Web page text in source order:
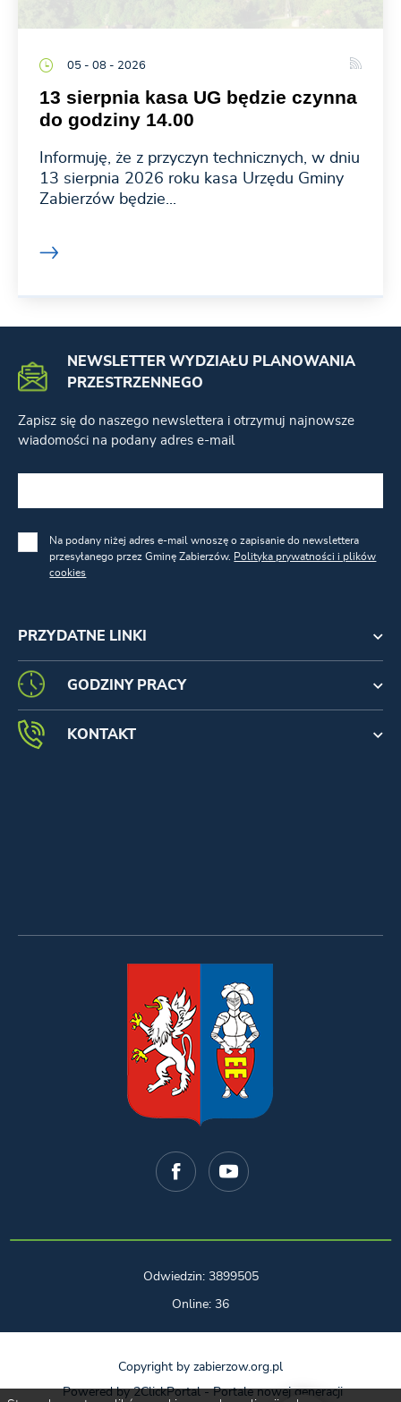
05 - 08 - 2026
13 sierpnia kasa UG będzie czynna
do godziny 14.00
Informuję, że z przyczyn technicznych, w dniu
13 sierpnia 2026 roku kasa Urzędu Gminy
Zabierzów będzie...
PRZYDATNE LINKI
NEWSLETTER WYDZIAŁU PLANOWANIA
PRZESTRZENNEGO
Zapisz się do naszego newslettera i otrzymuj najnowsze
wiadomości na podany adres e-mail
Na podany niżej adres e-mail wnoszę o zapisanie do newslettera
przesyłanego przez Gminę Zabierzów. Polityka prywatności i plików
cookies
GODZINY PRACY
KONTAKT
Odwiedzin: 3899505
Online: 36
Copyright by zabierzow.org.pl
Powered by2ClickPortal- Portale nowej generacji